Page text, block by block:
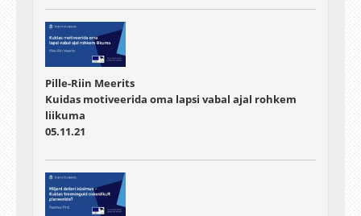
Pille-Riin Meerits
Kuidas motiveerida oma lapsi vabal ajal rohkem
liikuma
05.11.21